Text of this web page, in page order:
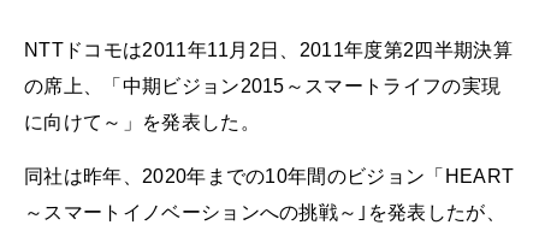
NTTドコモは2011年11月2日、2011年度第2四半期決算
の席上、「中期ビジョン2015～スマートライフの実現
に向けて～」を発表した。
同社は昨年、2020年までの10年間のビジョン「HEART
～スマートイノベーションへの挑戦～｣を発表したが、